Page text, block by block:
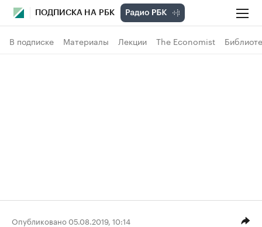
ПОДПИСКА НА РБК
В подписке Материалы Лекции The Economist
Опубликовано 05.08.2019, 10:14